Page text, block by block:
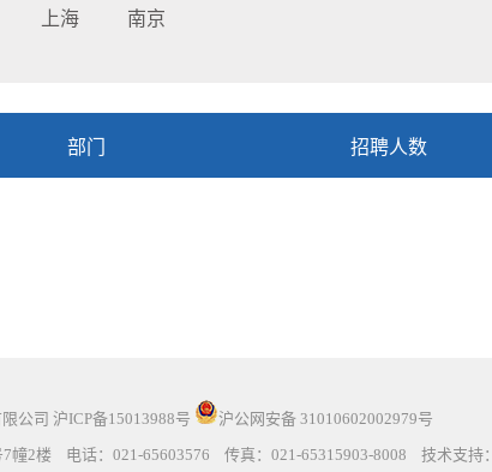
上海 南京
部门 招聘人数
公司 沪ICP备15013988号
沪公网安备 31010602002979号
幢2楼 电话：021-65603576 传真：021-65315903-8008 技术支持：